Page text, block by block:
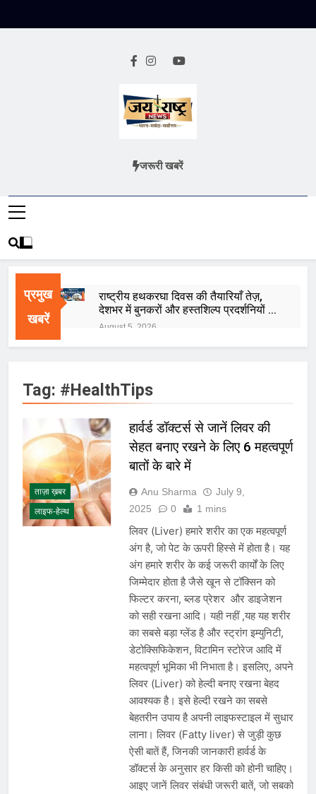
Jai Rashtra
हिंदी समाचार
जरूरी खबरें
प्रमुख
खबरें
राष्ट्रीय हथकरघा दिवस की तैयारियाँ तेज़,
देशभर में बुनकरों और हस्तशिल्प प्रदर्शनियों का
होगा आयोजन
August 5, 2026
बांग्लादेश ने शेख हसीना के प्रस्तावित नई दिल्ली
संबोधन पर भारत से मांगा आधिकारिक
स्पष्टीकरण, भारत ने कहा- कार्यक्रम से सरकार
का कोई संबंध नहीं
August 5, 2026
E20 ईंधन नीति के विरोध में केजरीवाल का
प्रदर्शन तेज़, PM आवास मार्च रोका गया,
सरकार से तीन बड़ी मांगें
August 5, 2026
सावन और आगामी त्योहारों को लेकर देशभर में
तैयारियाँ तेज़, सांस्कृतिक कार्यक्रमों और
धार्मिक आयोजनों की धूम
August 4, 2026
राष्ट्रीय हथकरघा दिवस की तैयारियाँ तेज़,
देशभर में विशेष कार्यक्रमों के जरिए भारतीय
बुनकरों और पारंपरिक वस्त्रों को मिलेगा बढ़ावा
August 2, 2026
प्रधानमंत्री नरेंद्र मोदी ने भोगापुरम
अंतरराष्ट्रीय हवाई अड्डे का उद्घाटन किया,
आंध्र प्रदेश में ₹18,000 करोड़ की विकास
परियोजनाओं की शुरुआत
केंद्र सरकार ने विस्तारित Khelo India
Scheme को मंजूरी दी, खेल ढाँचे को मजबूत
करने के लिए ₹36,441 करोड़ का बड़ा
August 1, 2026
कॉमनवेल्थ गेम्स 2026 में आज भारत के लिए
बॉक्सिंग, एथलेटिक्स, पैरा एथलेटिक्स और जूडो
में कई पदक मुकाबले, स्वर्ण पर निगाहें
August 1, 2026
MCC जल्द जारी करेगा NEET UG 2026
काउंसलिंग शेड्यूल, लाखों अभ्यर्थियों का
इंतजार अंतिम चरण में
July 31, 2026
Tag: #HealthTips
ताज़ा ख़बर
लाइफ-हेल्थ
हार्वर्ड डॉक्टर्स से जानें लिवर की
सेहत बनाए रखने के लिए 6 महत्वपूर्ण
बातों के बारे में
Anu Sharma
July 9,
2025
0 1 mins
लिवर (Liver) हमारे शरीर का एक महत्वपूर्ण
अंग है, जो पेट के ऊपरी हिस्से में होता है। यह
अंग हमारे शरीर के कई जरूरी कार्यों के लिए
जिम्मेदार होता है जैसे खून से टॉक्सिन को
फिल्टर करना, ब्लड प्रेशर और डाइजेशन
को सही रखना आदि। यही नहीं ,यह यह शरीर
का सबसे बड़ा ग्लेंड है और स्ट्रांग इम्युनिटी,
डेटोक्सिफिकेशन, विटामिन स्टोरेज आदि में
महत्वपूर्ण भूमिका भी निभाता है। इसलिए, अपने
लिवर (Liver) को हेल्दी बनाए रखना बेहद
आवश्यक है। इसे हेल्दी रखने का सबसे
बेहतरीन उपाय है अपनी लाइफस्टाइल में सुधार
लाना। लिवर (Fatty liver) से जुड़ी कुछ
ऐसी बातें हैं, जिनकी जानकारी हार्वर्ड के
डॉक्टर्स के अनुसार हर किसी को होनी चाहिए।
आइए जानें लिवर संबंधी जरूरी बातें, जो सबको